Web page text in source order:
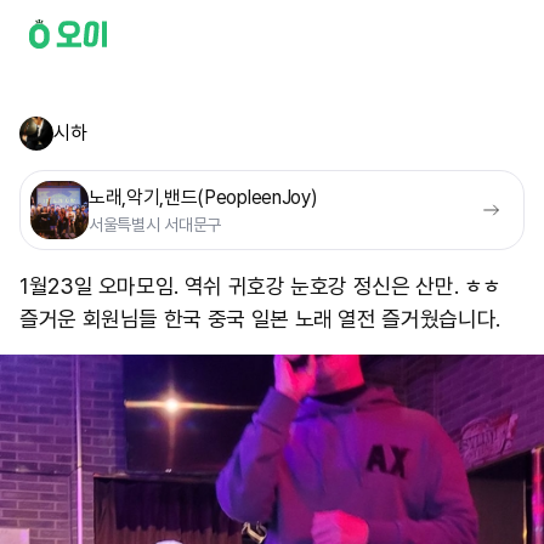
시하
노래,악기,밴드(PeopleenJoy)
서울특별시 서대문구
1월23일 오마모임. 역쉬 귀호강 눈호강 정신은 산만. ㅎㅎ
즐거운 회원님들 한국 중국 일본 노래 열전 즐거웠습니다.